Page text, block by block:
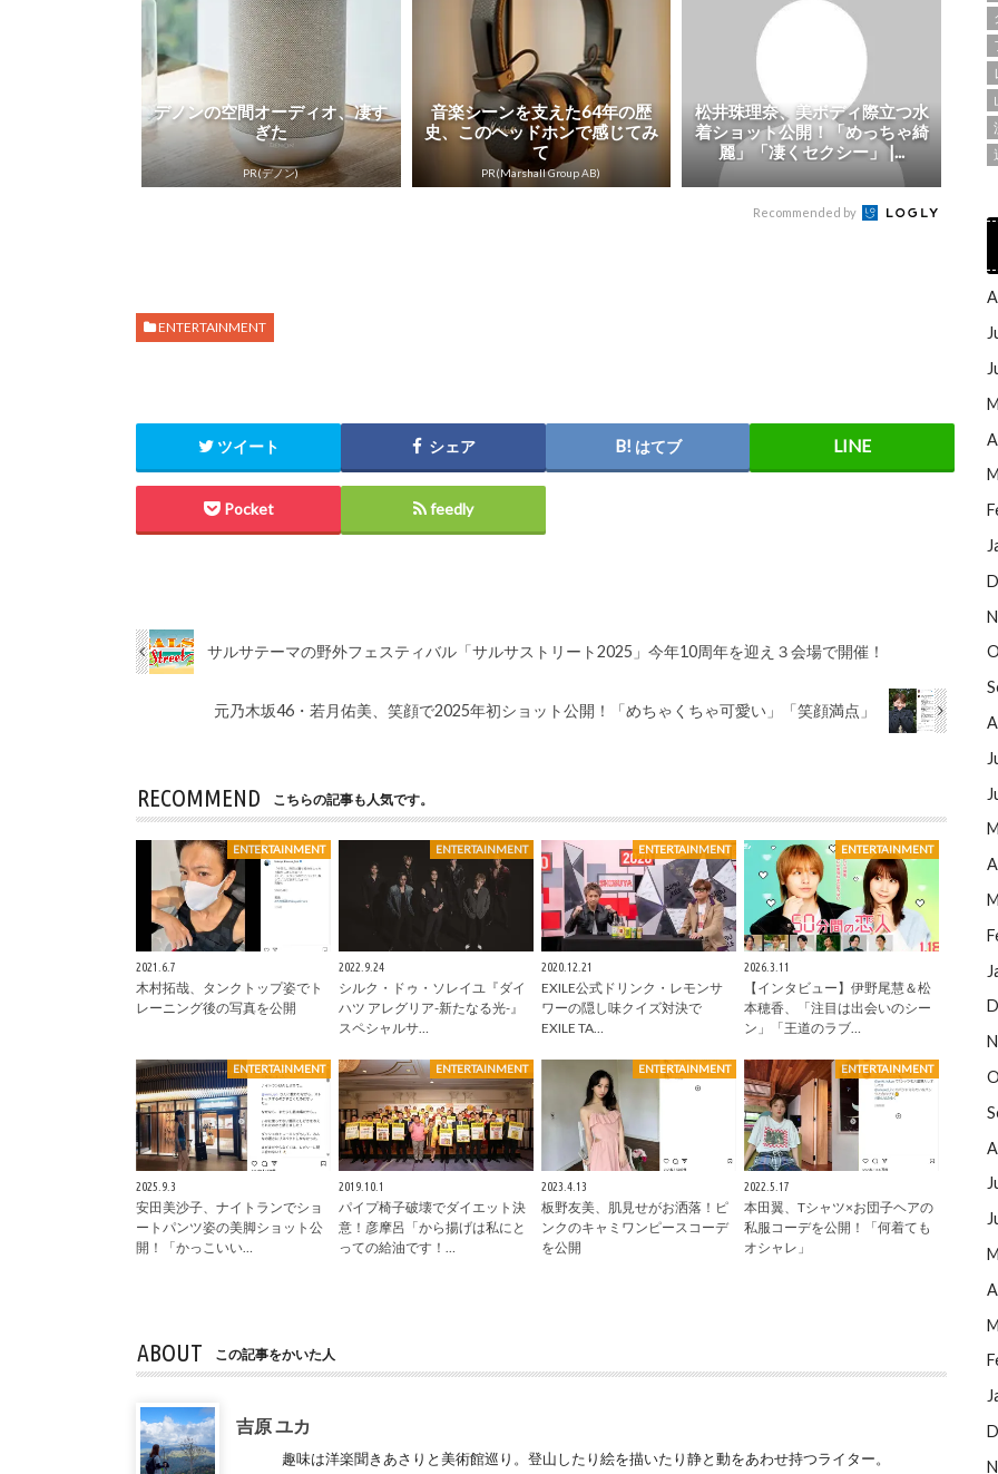
デノンの空間オーディオ、凄す
ぎた
PR(デノン)
音楽シーンを支えた64年の歴
史、このヘッドホンで感じてみ
て
PR(Marshall Group AB)
松井珠理奈、美ボディ際立つ水
着ショット公開！「めっちゃ綺
麗」「凄くセクシー」 |...
Recommended by
ENTERTAINMENT
ツイート シェア はてブ
Pocket feedly
サルサテーマの野外フェスティバル「サルサストリート2025」今年10周年を迎え３会場で開催！
元乃木坂46・若月佑美、笑顔で2025年初ショット公開！「めちゃくちゃ可愛い」「笑顔満点」
RECOMMEND こちらの記事も人気です。
ENTERTAINMENT
2021.6.7
木村拓哉、タンクトップ姿でト
レーニング後の写真を公開
ENTERTAINMENT
2022.9.24
シルク・ドゥ・ソレイユ『ダイ
ハツ アレグリア-新たなる光-』
スペシャルサ…
ENTERTAINMENT
2020.12.21
EXILE公式ドリンク・レモンサ
ワーの隠し味クイズ対決で
EXILE TA…
ENTERTAINMENT
2026.3.11
【インタビュー】伊野尾慧＆松
本穂香、「注目は出会いのシー
ン」「王道のラブ…
ENTERTAINMENT
2025.9.3
安田美沙子、ナイトランでショ
ートパンツ姿の美脚ショット公
開！「かっこいい…
ENTERTAINMENT
2019.10.1
パイプ椅子破壊でダイエット決
意！彦摩呂「から揚げは私にと
っての給油です！…
ENTERTAINMENT
2023.4.13
板野友美、肌見せがお洒落！ピ
ンクのキャミワンピースコーデ
を公開
ENTERTAINMENT
2022.5.17
本田翼、Tシャツ×お団子ヘアの
私服コーデを公開！「何着ても
オシャレ」
ABOUT この記事をかいた人
吉原 ユカ
趣味は洋楽聞きあさりと美術館巡り。登山したり絵を描いたり静と動をあわせ持つライター。